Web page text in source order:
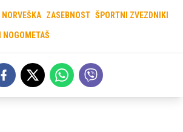
NORVEŠKA ZASEBNOST ŠPORTNI ZVEZDNIKI
NOGOMETAŠ